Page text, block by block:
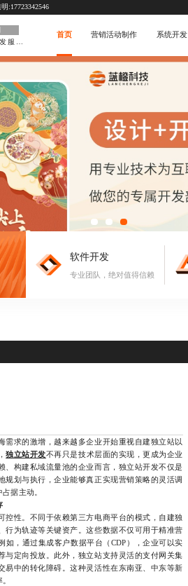
:17723342546
首页 营销活动制作 系统开发
软件开发
专业团队，绝对值得信赖
求的激增，越来越多企业开始重视自建独立站以
独立站开发不再只是技术层面的实现，更成为企业
构建私域流量池的企业而言，独立站开发不仅是
划与执行，企业能够真正实现营销策略的灵活调
据主动。
性。不同于依赖第三方电商平台的模式，自建独
行为轨迹等关键资产。这些数据不仅可用于精准营
，通过集成客户数据平台（CDP），企业可以实
与定向投放。此外，独立站支持灵活的支付网关集
易中的转化障碍。这种灵活性在东南亚、中东等新